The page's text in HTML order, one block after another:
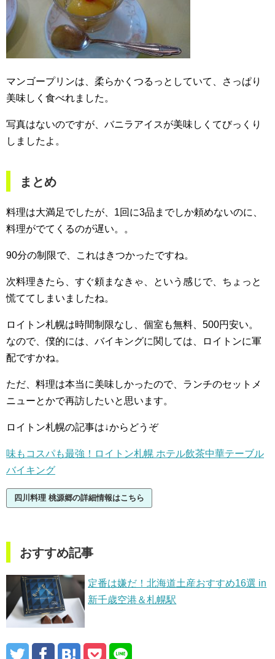
マンゴープリンは、柔らかくつるっとしていて、さっぱり
美味しく食べれました。
写真はないのですが、バニラアイスが美味しくてびっくり
しましたよ。
まとめ
料理は大満足でしたが、1回に3品までしか頼めないのに、
料理がでてくるのが遅い。。
90分の制限で、これはきつかったですね。
次料理きたら、すぐ頼まなきゃ、という感じで、ちょっと
慌ててしまいましたね。
ロイトン札幌は時間制限なし、個室も無料、500円安い。
なので、僕的には、バイキングに関しては、ロイトンに軍
配ですかね。
ただ、料理は本当に美味しかったので、ランチのセットメ
ニューとかで再訪したいと思います。
ロイトン札幌の記事は↓からどうぞ
味もコスパも最強！ロイトン札幌 ホテル飲茶中華テーブル
バイキング
四川料理 桃源郷の詳細情報はこちら
おすすめ記事
定番は嫌だ！北海道土産おすすめ16選 in
新千歳空港＆札幌駅